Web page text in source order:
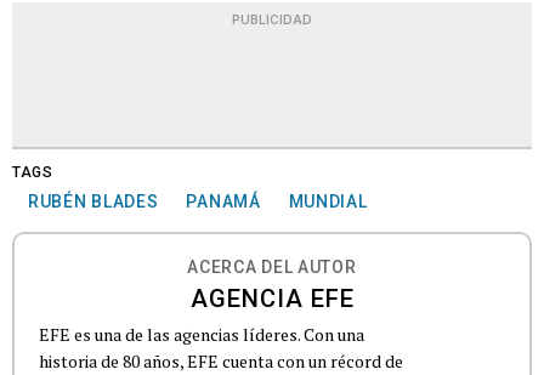
PUBLICIDAD
TAGS
RUBÉN BLADES PANAMÁ MUNDIAL
ACERCA DEL AUTOR
AGENCIA EFE
EFE es una de las agencias líderes. Con una
historia de 80 años, EFE cuenta con un récord de